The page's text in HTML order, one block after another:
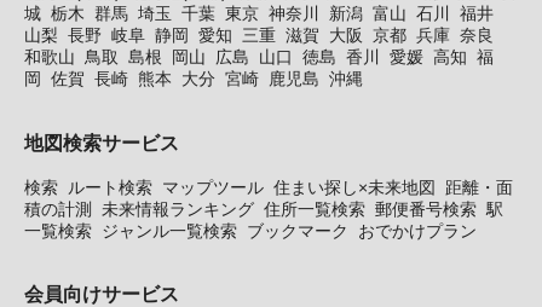
城 栃木 群馬 埼玉 千葉 東京 神奈川 新潟 富山 石川
福井
山梨 長野 岐阜 静岡 愛知 三重 滋賀 大阪 京都 兵庫 奈良
和歌山 鳥取 島根 岡山 広島 山口 徳島 香川 愛媛 高知 福
岡
佐賀 長崎 熊本 大分 宮崎 鹿児島 沖縄
地図検索サービス
検索 ルート検索 マップツール 住まい探し×未来地図
距離・面
積の計測
未来情報ランキング 住所一覧検索 郵便番号検索 駅
一覧検索 ジャンル一覧検索 ブックマーク おでかけプラン
会員向けサービス